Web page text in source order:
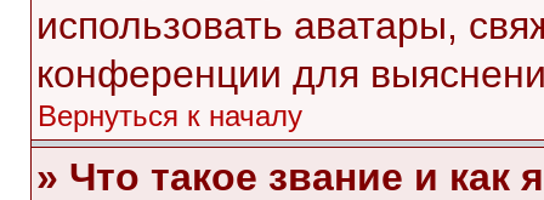
использовать аватары,
конференции для
Вернуться к началу
» Что такое звание и как